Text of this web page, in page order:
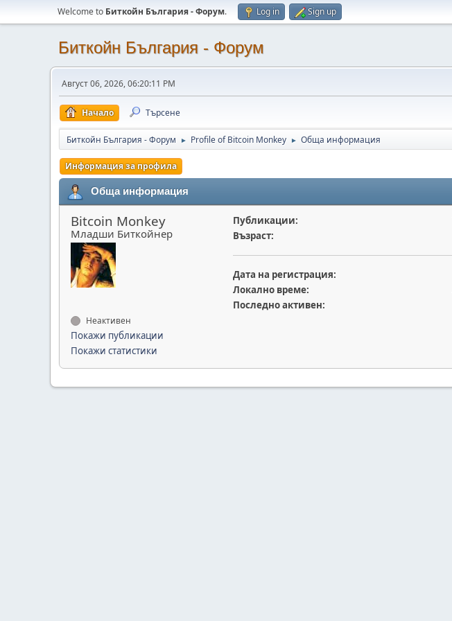
Welcome to Биткойн България - Форум. Log in Sign up
Биткойн България - Форум
Август 06, 2026, 06:20:11 PM
Начало Търсене
Биткойн България - Форум ► Profile of Bitcoin Monkey ► Обща информация
Информация за профила
Обща информация
Bitcoin Monkey
Младши Биткойнер
Неактивен
Покажи публикации
Покажи статистики
Публикации:
Възраст:
Дата на регистрация:
Локално време:
Последно активен: